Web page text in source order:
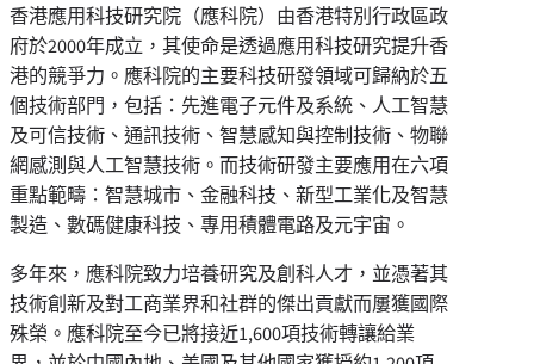
香港應用科技研究院（應科院）由香港特別行政區政
府於2000年成立，其使命是透過應用科技研究提升香
港的競爭力。應科院的主要科技研發領域可歸納於五
個技術部門，包括：先進電子元件及系統、人工智慧
及可信技術、通訊技術、智慧感知與控制技術、物聯
網感測與人工智慧技術。而技術研發主要應用在六項
重點範疇：智慧城市、金融科技、新型工業化及智慧
製造、數碼健康科技、專用積體電路及元宇宙。
多年來，應科院致力培養研究及創科人才，並憑著其
技術創新及對工商業界和社群的傑出貢獻而屢獲國際
殊榮。應科院至今已將接近1,600項技術轉讓給業